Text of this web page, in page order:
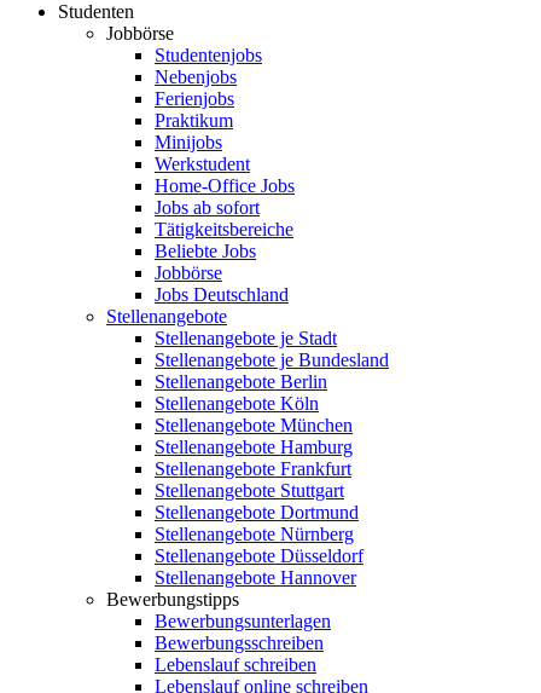
Studenten
Jobbörse
Studentenjobs
Nebenjobs
Ferienjobs
Praktikum
Minijobs
Werkstudent
Home-Office Jobs
Jobs ab sofort
Tätigkeitsbereiche
Beliebte Jobs
Jobbörse
Jobs Deutschland
Stellenangebote
Stellenangebote je Stadt
Stellenangebote je Bundesland
Stellenangebote Berlin
Stellenangebote Köln
Stellenangebote München
Stellenangebote Hamburg
Stellenangebote Frankfurt
Stellenangebote Stuttgart
Stellenangebote Dortmund
Stellenangebote Nürnberg
Stellenangebote Düsseldorf
Stellenangebote Hannover
Bewerbungstipps
Bewerbungsunterlagen
Bewerbungsschreiben
Lebenslauf schreiben
Lebenslauf online schreiben